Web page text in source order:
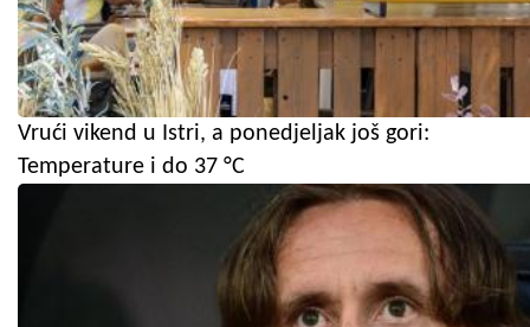
Vrući vikend u Istri, a ponedjeljak još gori:
Temperature i do 37 °C